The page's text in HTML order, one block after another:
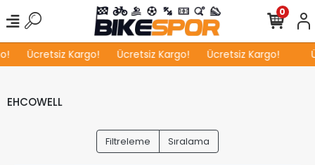
Ücretsiz Kargo! Ücretsiz Kargo! Ücretsiz Kargo!
0
EHCOWELL
Filtreleme Sıralama